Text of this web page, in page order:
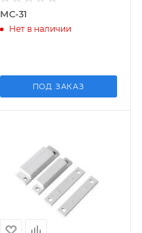
МС-31
Нет в наличии
ПОД ЗАКАЗ